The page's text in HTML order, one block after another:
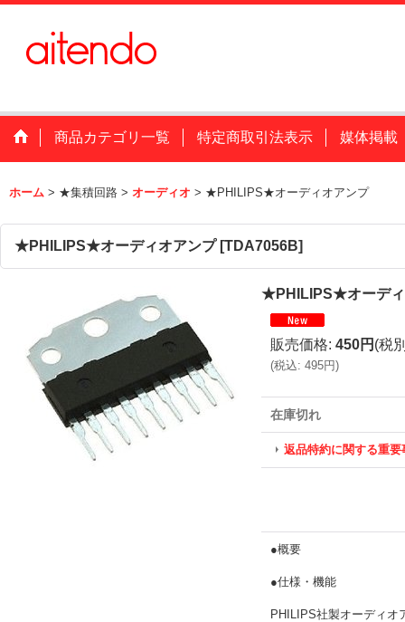
商品カテゴリ一覧 特定商取引法表示 媒体掲載
ホーム > ★集積回路 > オーディオ > ★PHILIPS★オーディオアンプ
★PHILIPS★オーディオアンプ [TDA7056B]
★PHILIPS★オーディ
販売価格: 450円 (税
(税込: 495円)
在庫切れ
返品特約に関する重要
●概要
●仕様・機能
PHILIPS社製オーディオ